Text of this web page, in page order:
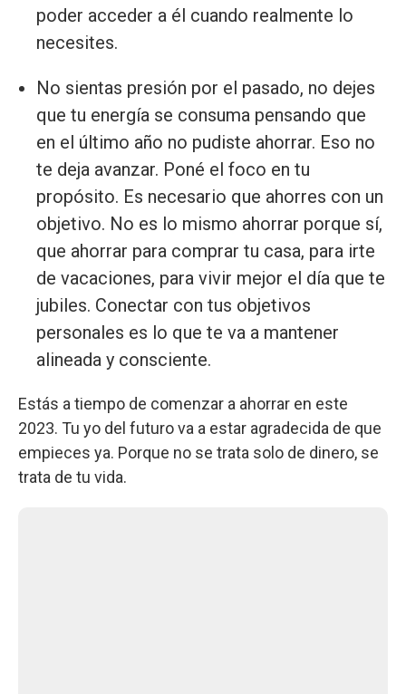
poder acceder a él cuando realmente lo
necesites.
No sientas presión por el pasado, no dejes
que tu energía se consuma pensando que
en el último año no pudiste ahorrar. Eso no
te deja avanzar. Poné el foco en tu
propósito. Es necesario que ahorres con un
objetivo. No es lo mismo ahorrar porque sí,
que ahorrar para comprar tu casa, para irte
de vacaciones, para vivir mejor el día que te
jubiles. Conectar con tus objetivos
personales es lo que te va a mantener
alineada y consciente.
Estás a tiempo de comenzar a ahorrar en este
2023. Tu yo del futuro va a estar agradecida de que
empieces ya. Porque no se trata solo de dinero, se
trata de tu vida.